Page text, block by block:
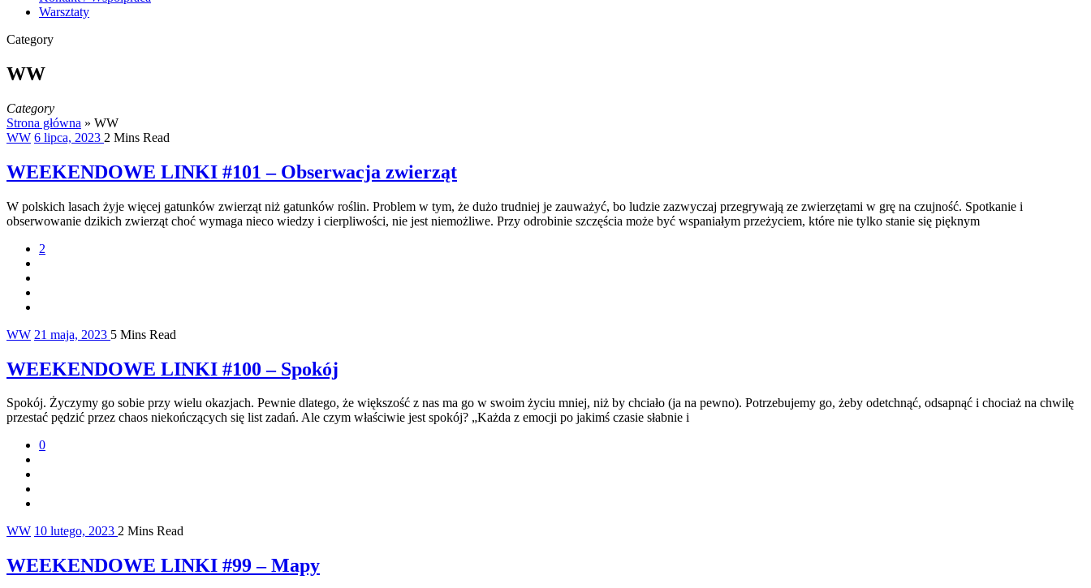
Warsztaty
Category
WW
Category
Strona główna » WW
WW 6 lipca, 2023 2 Mins Read
WEEKENDOWE LINKI #101 – Obserwacja zwierząt
W polskich lasach żyje więcej gatunków zwierząt niż gatunków roślin. Problem w tym, że dużo trudniej je zauważyć, bo ludzie zazwyczaj przegrywają ze zwierzętami w grę na czujność. Spotkanie i
obserwowanie dzikich zwierząt choć wymaga nieco wiedzy i cierpliwości, nie jest niemożliwe. Przy odrobinie szczęścia może być wspaniałym przeżyciem, które nie tylko stanie się pięknym
2
WW 21 maja, 2023 5 Mins Read
WEEKENDOWE LINKI #100 – Spokój
Spokój. Życzymy go sobie przy wielu okazjach. Pewnie dlatego, że większość z nas ma go w swoim życiu mniej, niż by chciało (ja na pewno). Potrzebujemy go, żeby odetchnąć, odsapnąć i chociaż na chwilę
przestać pędzić przez chaos niekończących się list zadań. Ale czym właściwie jest spokój? „Każda z emocji po jakimś czasie słabnie i
0
WW 10 lutego, 2023 2 Mins Read
WEEKENDOWE LINKI #99 – Mapy